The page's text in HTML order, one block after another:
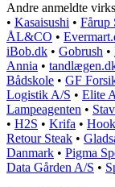
Andre anmeldte
• Kasaisushi • Fårup
ÅL&CO •
iBob.dk • Gobrush •
Annia •
Bådskole • GF
Logistik A/S • Elite
Lampeagenten •
• H2S • Krifa •
Retour Steak •
Danmark • Pigma
Data Gården A/S •